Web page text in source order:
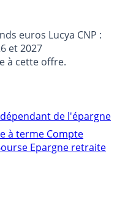
euros Lucya CNP :
et 2027
à cette offre.
de l'épargne
à terme Compte
Epargne retraite